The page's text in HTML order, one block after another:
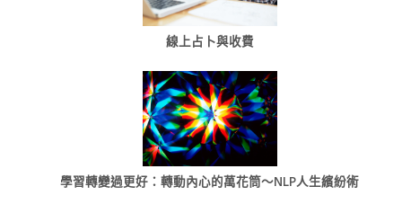
線上占卜與收費
學習轉變過更好：轉動內心的萬花筒～NLP人生繽紛術